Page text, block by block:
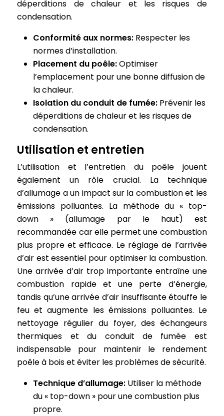
déperditions de chaleur et les risques de
condensation.
Conformité aux normes: Respecter les
normes d’installation.
Placement du poêle:Optimiser
l’emplacement pour une bonne diffusion de
la chaleur.
Isolation du conduit de fumée: Prévenir les
déperditions de chaleur et les risques de
condensation.
Utilisation et entretien
L’utilisation et l’entretien du poêle jouent
également un rôle crucial. La technique
d’allumage a un impact sur la combustion et les
émissions polluantes. La méthode du « top-
down » (allumage par le haut) est
recommandée car elle permet une combustion
plus propre et efficace. Le réglage de l’arrivée
d’air est essentiel pour optimiser la combustion.
Une arrivée d’air trop importante entraîne une
combustion rapide et une perte d’énergie,
tandis qu’une arrivée d’air insuffisante étouffe le
feu et augmente les émissions polluantes. Le
nettoyage régulier du foyer, des échangeurs
thermiques et du conduit de fumée est
indispensable pour maintenir le rendement
poêle à bois et éviter les problèmes de sécurité.
Technique d’allumage: Utiliser la méthode
du « top-down » pour une combustion plus
propre.